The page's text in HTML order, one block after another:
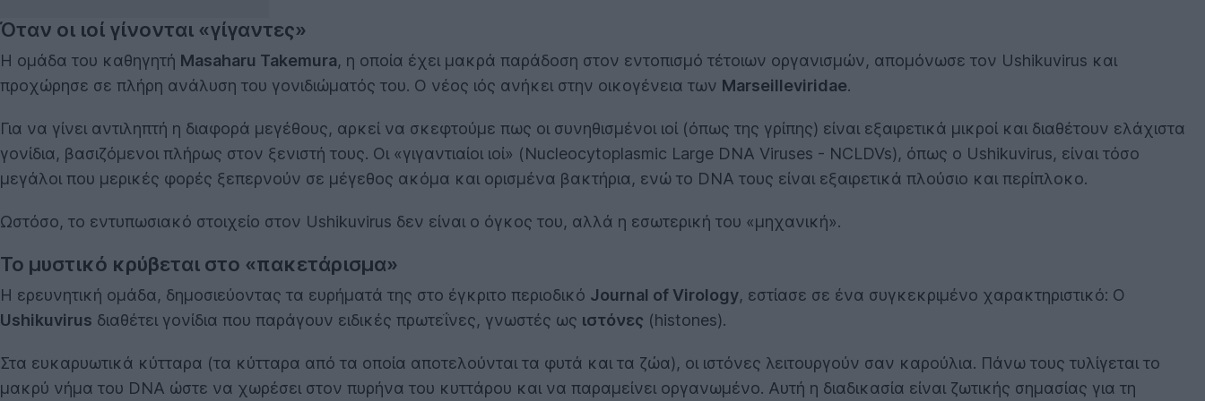
Όταν οι ιοί γίνονται «γίγαντες»
Η ομάδα του καθηγητή Masaharu Takemura, η οποία έχει μακρά παράδοση στον εντοπισμό τέτοιων οργανισμών, απομόνωσε τον Ushikuvirus και
προχώρησε σε πλήρη ανάλυση του γονιδιώματός του. Ο νέος ιός ανήκει στην οικογένεια των Marseilleviridae.
Για να γίνει αντιληπτή η διαφορά μεγέθους, αρκεί να σκεφτούμε πως οι συνηθισμένοι ιοί (όπως της γρίπης) είναι εξαιρετικά μικροί και διαθέτουν ελάχιστα
γονίδια, βασιζόμενοι πλήρως στον ξενιστή τους. Οι «γιγαντιαίοι ιοί» (Nucleocytoplasmic Large DNA Viruses - NCLDVs), όπως ο Ushikuvirus, είναι τόσο
μεγάλοι που μερικές φορές ξεπερνούν σε μέγεθος ακόμα και ορισμένα βακτήρια, ενώ το DNA τους είναι εξαιρετικά πλούσιο και περίπλοκο.
Ωστόσο, το εντυπωσιακό στοιχείο στον Ushikuvirus δεν είναι ο όγκος του, αλλά η εσωτερική του «μηχανική».
Το μυστικό κρύβεται στο «πακετάρισμα»
Η ερευνητική ομάδα, δημοσιεύοντας τα ευρήματά της στο έγκριτο περιοδικό Journal of Virology, εστίασε σε ένα συγκεκριμένο χαρακτηριστικό: Ο
Ushikuvirus διαθέτει γονίδια που παράγουν ειδικές πρωτεΐνες, γνωστές ως ιστόνες (histones).
Στα ευκαρυωτικά κύτταρα (τα κύτταρα από τα οποία αποτελούνται τα φυτά και τα ζώα), οι ιστόνες λειτουργούν σαν καρούλια. Πάνω τους τυλίγεται το
μακρύ νήμα του DNA ώστε να χωρέσει στον πυρήνα του κυττάρου και να παραμείνει οργανωμένο. Αυτή η διαδικασία είναι ζωτικής σημασίας για τη